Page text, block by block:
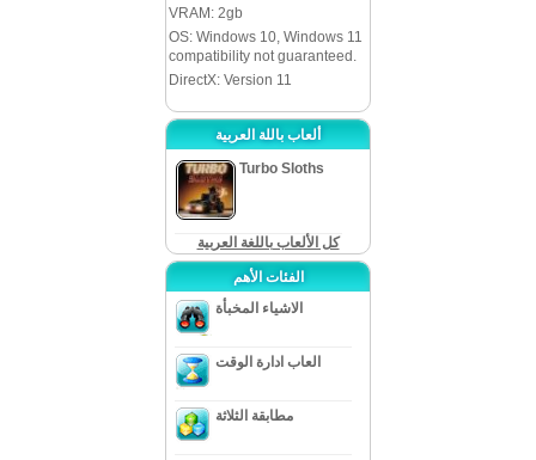
VRAM: 2gb
OS: Windows 10, Windows 11
compatibility not guaranteed.
DirectX: Version 11
ألعاب باللة العربية
Turbo Sloths
كل الألعاب باللغة العربية
الفئات الأهم
الاشياء المخبأة
العاب ادارة الوقت
مطابقة الثلاثة